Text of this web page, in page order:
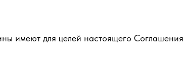
имеют для целей настоящего